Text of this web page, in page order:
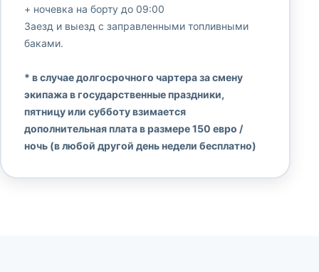
+ ночевка на борту до 09:00
Заезд и выезд с заправленными топливными
баками.
* в случае долгосрочного чартера за смену
экипажа в государственные праздники,
пятницу или субботу взимается
дополнительная плата в размере 150 евро /
ночь (в любой другой день недели бесплатно)